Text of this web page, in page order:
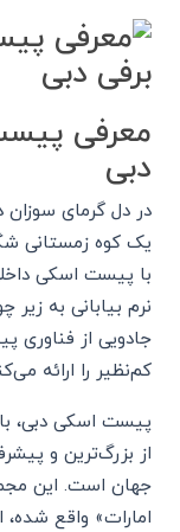
معرفی
دبی
در دل گرمای
یک کوه زمستانی
با پیست اسکی
نرم بیابانی به
جادویی از فناوری
کم‌نظیر را ارائه
از بزرگ‌ترین و
جهان است. این